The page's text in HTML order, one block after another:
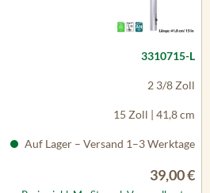
3310715-L
2 3/8 Zoll
15 Zoll | 41,8 cm
Auf Lager – Versand 1–3 Werktage
39,00 €